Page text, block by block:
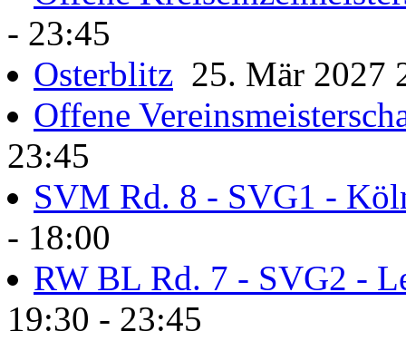
- 23:45
Osterblitz 25. Mär 2027
Offene
23:45
SVM Rd. 8 - SVG1 -
- 18:00
RW BL Rd. 7 - SVG2 -
19:30 - 23:45